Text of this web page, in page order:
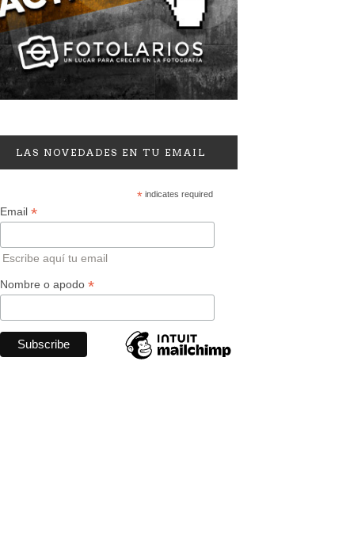
LAS NOVEDADES EN TU EMAIL
*indicates required
Email *
Escribe aquí tu email
Nombre o apodo *